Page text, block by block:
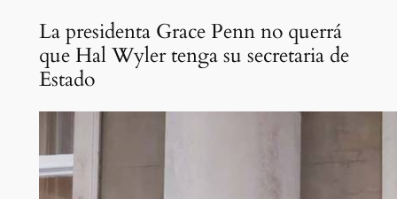
La presidenta Grace Penn no querrá
que Hal Wyler tenga su secretaria de
Estado